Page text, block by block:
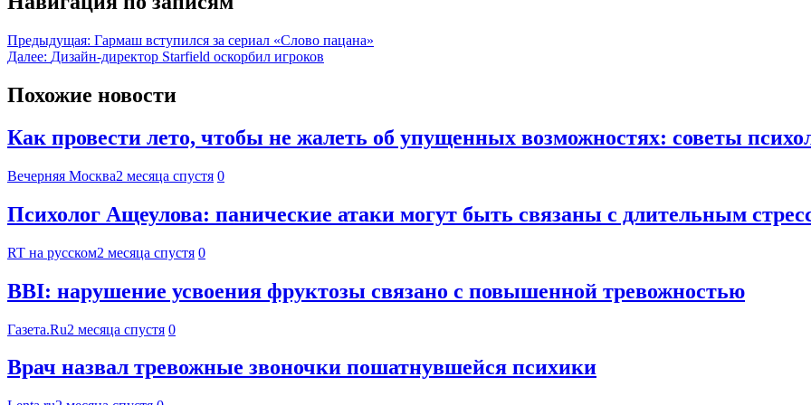
Предыдущая: Гармаш вступился за сериал «Слово пацана»
Далее: Дизайн-директор Starfield оскорбил игроков
Похожие новости
Как провести лето, чтобы не жалеть об упущенных возможностях: советы
Вечерняя Москва2 месяца спустя 0
Психолог Ащеулова: панические атаки могут быть связаны с длительным
RT на русском2 месяца спустя 0
BBI: нарушение усвоения фруктозы связано с повышенной тревожностью
Газета.Ru2 месяца спустя 0
Врач назвал тревожные звоночки пошатнувшейся психики